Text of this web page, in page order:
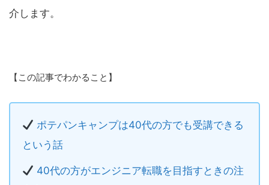
介します。
【この記事でわかること】
ポテパンキャンプは40代の方でも受講できる
という話
40代の方がエンジニア転職を目指すときの注